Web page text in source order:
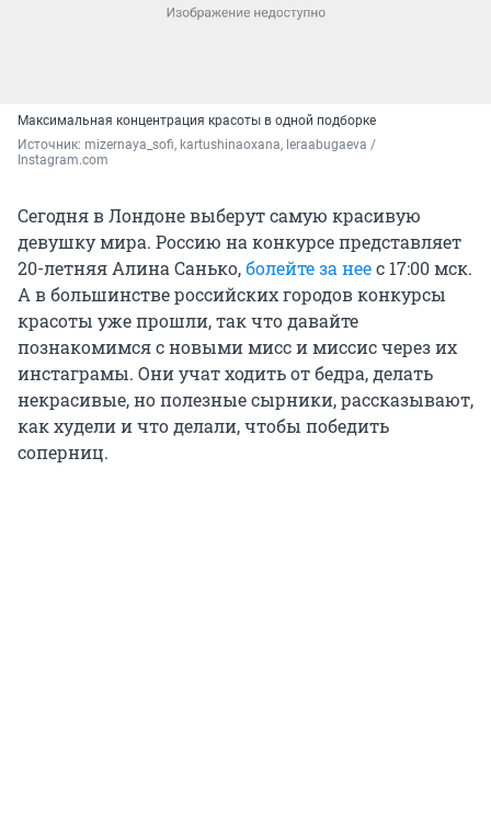
Максимальная концентрация красоты в одной подборке
Источник: mizernaya_sofi, kartushinaoxana, leraabugaeva /
Instagram.com
Сегодня в Лондоне выберут самую красивую
девушку мира. Россию на конкурсе представляет
20-летняя Алина Санько,болейте за неес 17:00 мск.
А в большинстве российских городов конкурсы
красоты уже прошли, так что давайте
познакомимся с новыми мисс и миссис через их
инстаграмы. Они учат ходить от бедра, делать
некрасивые, но полезные сырники, рассказывают,
как худели и что делали, чтобы победить
соперниц.